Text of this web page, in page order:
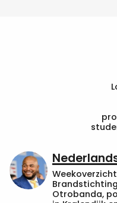
Otrobanda,